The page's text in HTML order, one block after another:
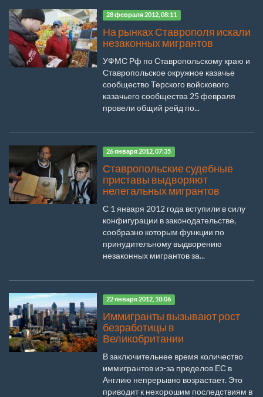
28 февраля 2012, 08:11
На рынках Ставрополя искали
незаконных мигрантов
УФМС Рф по Ставропольскому краю и
Ставропольское окружное казачье
сообщество Терского войскового
казачьего сообщества 25 февраля
провели общий рейд по...
26 января 2012, 07:35
Ставропольские судебные
приставы выдворяют
нелегальных мигрантов
С 1 января 2012 года вступили в силу
конфигурации в законодательстве,
сообразно которым функции по
принудительному выдворению
незаконных мигрантов за...
22 января 2012, 10:06
Иммигранты вызывают рост
безработицы в
Великобритании
В заключительнее время количество
иммигрантов из-за пределов ЕС в
Англию непрерывно возрастает. Это
приводит к нехорошим последствиям в